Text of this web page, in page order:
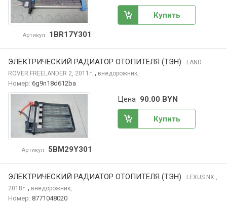
Артикул 1BR17Y301
Купить
ЭЛЕКТРИЧЕСКИЙ РАДИАТОР ОТОПИТЕЛЯ (ТЭН)
LAND
ROVER FREELANDER 2, 2011 г. , внедорожник,
Номер: 6g9n18d612ba
Артикул 5BM29Y301
Цена 90.00 BYN
Купить
ЭЛЕКТРИЧЕСКИЙ РАДИАТОР ОТОПИТЕЛЯ (ТЭН) LEXUS NX ,
2018г. , внедорожник,
Номер: 8771048020